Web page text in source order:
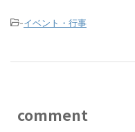
-イベント・行事
comment